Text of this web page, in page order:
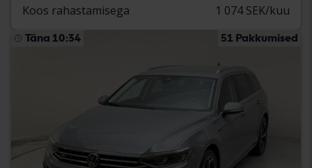
Koos rahastamisega 1 074 SEK/kuu
Täna 10:34 51 Pakkumised